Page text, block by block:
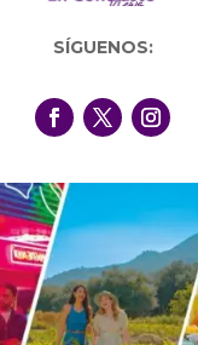
SÍGUENOS: